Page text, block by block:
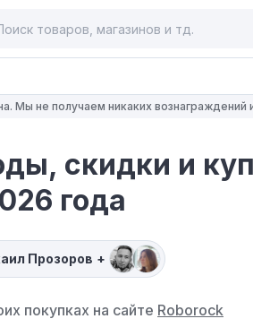
Мы не получаем никаких
скидки и
года
Прозоров +
покупках на сайте Roborock